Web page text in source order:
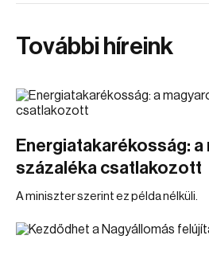
További híreink
Energiatakarékosság:
százaléka csatlakozott
A miniszter szerint ez példa nélküli.